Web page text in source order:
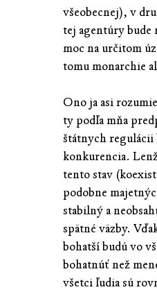
všeobecnej), v
tej agentúry bude
moc na určitom
tomu monarchie
Ono ja asi
ty podľa mňa
štátnych regulácii
konkurencia.
tento stav
podobne
stabilný a
spätné väzby.
bohatší budú vo
bohatnúť než
všetci ľudia sú